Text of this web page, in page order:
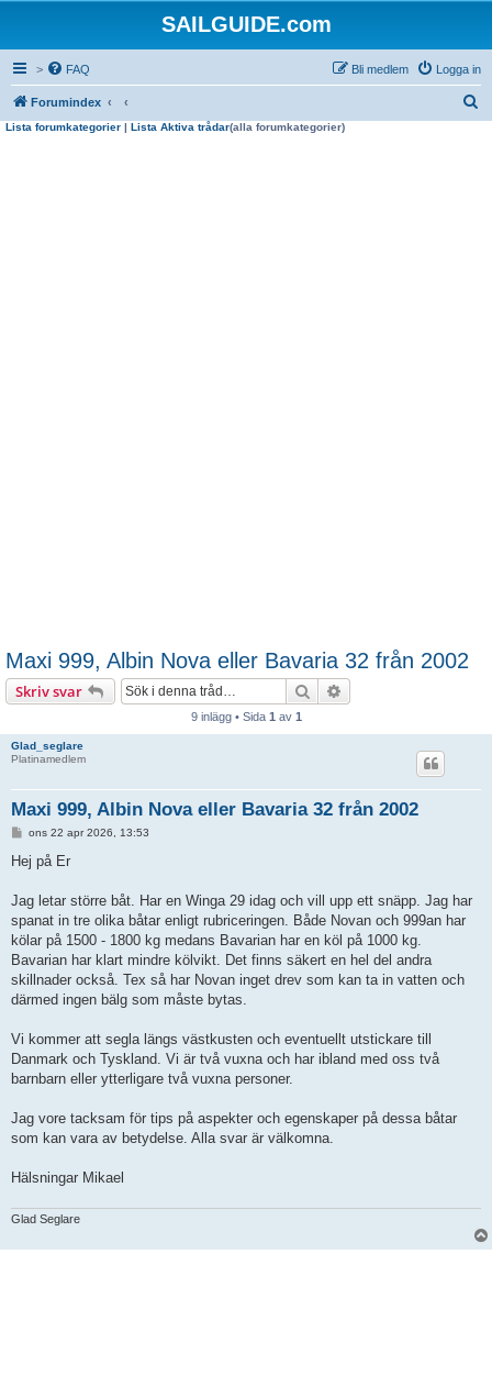
SAILGUIDE.com
> FAQ Logga in
Bli medlem
Forumindex
Lista forumkategorier | Lista Aktiva trådar(alla forumkategorier)
Maxi 999, Albin Nova eller Bavaria 32 från 2002
Skriv svar Sök
9 inlägg • Sida 1 av 1
Glad_seglare
Platinamedlem
Maxi 999, Albin Nova eller Bavaria 32 från 2002
l
ä
g
ons 22 apr 2026, 13:53
Hej på Er
Jag letar större båt. Har en Winga 29 idag och vill upp ett snäpp. Jag har
spanat in tre olika båtar enligt rubriceringen. Både Novan och 999an har
kölar på 1500 - 1800 kg medans Bavarian har en köl på 1000 kg.
Bavarian har klart mindre kölvikt. Det finns säkert en hel del andra
skillnader också. Tex så har Novan inget drev som kan ta in vatten och
därmed ingen bälg som måste bytas.
Vi kommer att segla längs västkusten och eventuellt utstickare till
Danmark och Tyskland. Vi är två vuxna och har ibland med oss två
barnbarn eller ytterligare två vuxna personer.
Jag vore tacksam för tips på aspekter och egenskaper på dessa båtar
som kan vara av betydelse. Alla svar är välkomna.
Hälsningar Mikael
Glad Seglare